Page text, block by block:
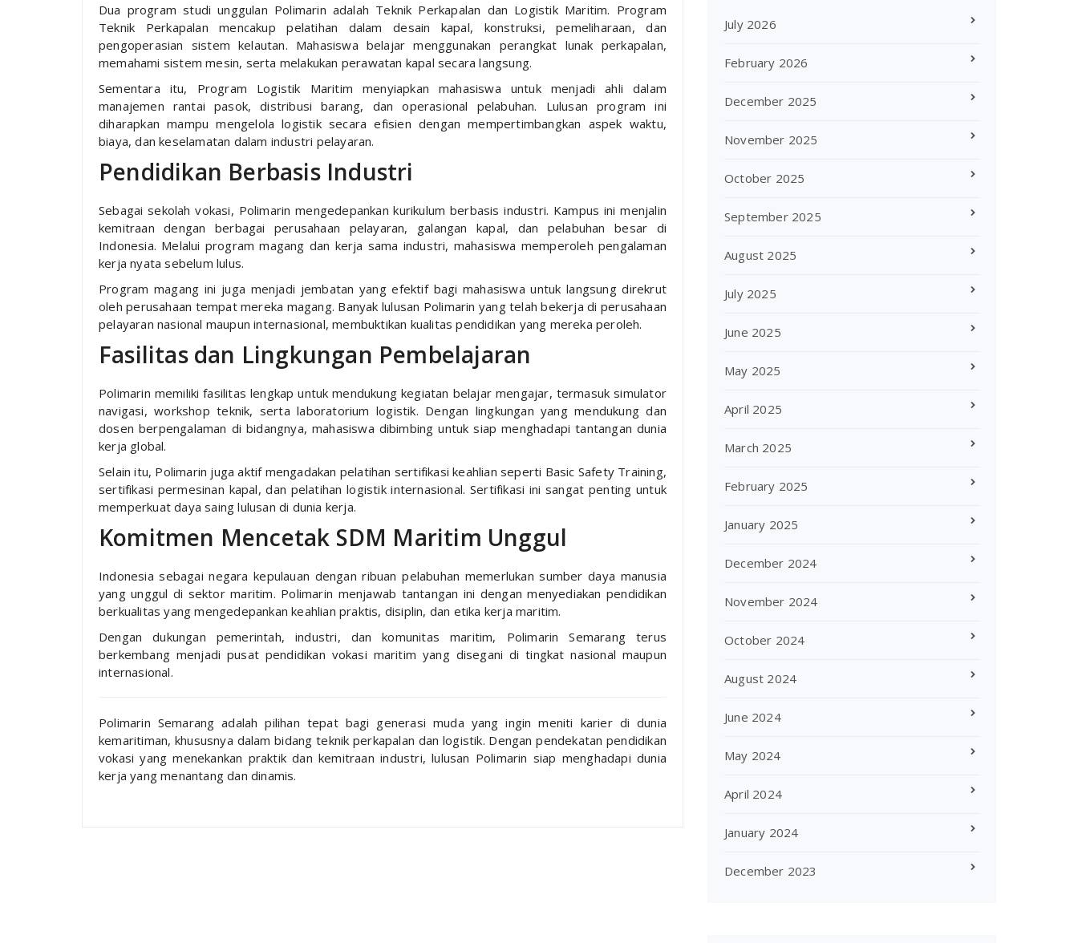
Dua program studi unggulan Polimarin adalah Teknik Perkapalan dan Logistik Maritim. Program
Teknik Perkapalan mencakup pelatihan dalam desain kapal, konstruksi, pemeliharaan, dan
pengoperasian sistem kelautan. Mahasiswa belajar menggunakan perangkat lunak perkapalan,
memahami sistem mesin, serta melakukan perawatan kapal secara langsung.
Sementara itu, Program Logistik Maritim menyiapkan mahasiswa untuk menjadi ahli dalam
manajemen rantai pasok, distribusi barang, dan operasional pelabuhan. Lulusan program ini
diharapkan mampu mengelola logistik secara efisien dengan mempertimbangkan aspek waktu,
biaya, dan keselamatan dalam industri pelayaran.
Pendidikan Berbasis Industri
Sebagai sekolah vokasi, Polimarin mengedepankan kurikulum berbasis industri. Kampus ini menjalin
kemitraan dengan berbagai perusahaan pelayaran, galangan kapal, dan pelabuhan besar di
Indonesia. Melalui program magang dan kerja sama industri, mahasiswa memperoleh pengalaman
kerja nyata sebelum lulus.
Program magang ini juga menjadi jembatan yang efektif bagi mahasiswa untuk langsung direkrut
oleh perusahaan tempat mereka magang. Banyak lulusan Polimarin yang telah bekerja di perusahaan
pelayaran nasional maupun internasional, membuktikan kualitas pendidikan yang mereka peroleh.
Fasilitas dan Lingkungan Pembelajaran
Polimarin memiliki fasilitas lengkap untuk mendukung kegiatan belajar mengajar, termasuk simulator
navigasi, workshop teknik, serta laboratorium logistik. Dengan lingkungan yang mendukung dan
dosen berpengalaman di bidangnya, mahasiswa dibimbing untuk siap menghadapi tantangan dunia
kerja global.
Selain itu, Polimarin juga aktif mengadakan pelatihan sertifikasi keahlian seperti Basic Safety Training,
sertifikasi permesinan kapal, dan pelatihan logistik internasional. Sertifikasi ini sangat penting untuk
memperkuat daya saing lulusan di dunia kerja.
Komitmen Mencetak SDM Maritim Unggul
Indonesia sebagai negara kepulauan dengan ribuan pelabuhan memerlukan sumber daya manusia
yang unggul di sektor maritim. Polimarin menjawab tantangan ini dengan menyediakan pendidikan
berkualitas yang mengedepankan keahlian praktis, disiplin, dan etika kerja maritim.
Dengan dukungan pemerintah, industri, dan komunitas maritim, Polimarin Semarang terus
berkembang menjadi pusat pendidikan vokasi maritim yang disegani di tingkat nasional maupun
internasional.
Polimarin Semarang adalah pilihan tepat bagi generasi muda yang ingin meniti karier di dunia
kemaritiman, khususnya dalam bidang teknik perkapalan dan logistik. Dengan pendekatan pendidikan
vokasi yang menekankan praktik dan kemitraan industri, lulusan Polimarin siap menghadapi dunia
kerja yang menantang dan dinamis.
July 2026
February 2026
December 2025
November 2025
October 2025
September 2025
August 2025
July 2025
June 2025
May 2025
April 2025
March 2025
February 2025
January 2025
December 2024
November 2024
October 2024
August 2024
June 2024
May 2024
April 2024
January 2024
December 2023